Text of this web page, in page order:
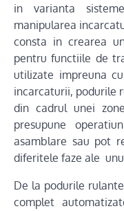
in varianta
manipularea
consta in crearea
pentru functiile de
utilizate impreuna
incarcaturii, podurile
din cadrul unei
presupune
asamblare sau pot
diferitele faze ale
De la podurile
complet